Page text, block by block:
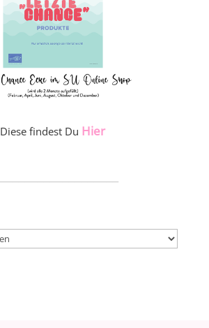
Diese findest Du Hier